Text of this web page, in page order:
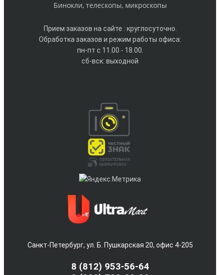
Бинокли, телескопы, микроскопы
Прием заказов на сайте : круглосуточно.
Обработка заказов и режим работы офиса:
пн-пт с 11.00 - 18.00.
сб-вск: выходной
Санкт-Петербург, ул. Б. Пушкарская 20, офис 4-205
8 (812) 953-56-64